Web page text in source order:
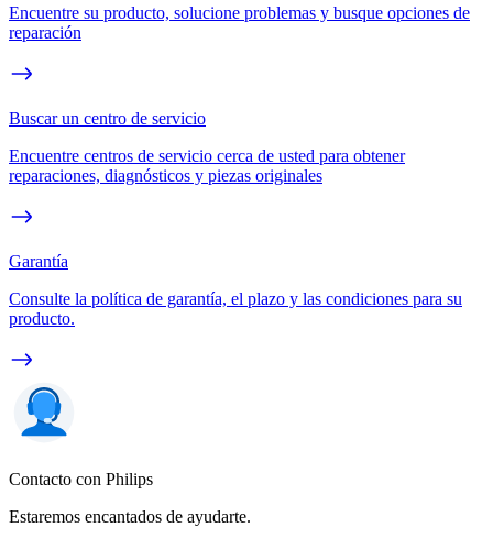
Encuentre su producto, solucione problemas y busque opciones de
reparación
Buscar un centro de servicio
Encuentre centros de servicio cerca de usted para obtener
reparaciones, diagnósticos y piezas originales
Garantía
Consulte la política de garantía, el plazo y las condiciones para su
producto.
Contacto con Philips
Estaremos encantados de ayudarte.